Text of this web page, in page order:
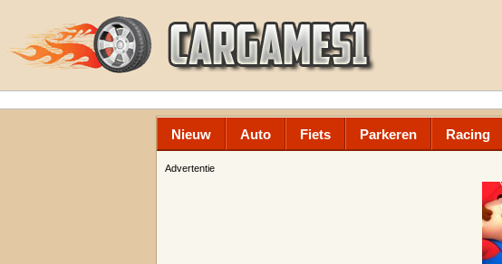
Nieuw Auto Fiets Parkeren Racing
Advertentie